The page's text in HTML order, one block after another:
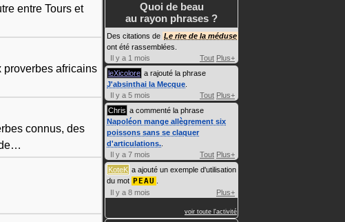
entre Tours et
proverbes africains
connus, des
…
Quoi de beau
au rayon phrases ?
Des citations de Le rire de la méduse
ont été rassemblées.
Il y a 1 mois
Tout Plus+
leXicolore a rajouté la phrase
J'absinthai la Mecque
Il y a 5 mois
Tout Plus+
Chris a commenté la phrase
Napoléon mange allègrement six
poissons sans se claquer
d'articulations.
Il y a 7 mois
Tout Plus+
KoteK a ajouté un exemple d'utilisation
du mot PEAU
Il y a 8 mois
Plus+
voir toute l'activité